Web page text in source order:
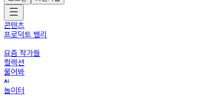
콘텐츠
프로덕트 밸리
요즘 작가들
컬렉션
물어봐
놀이터